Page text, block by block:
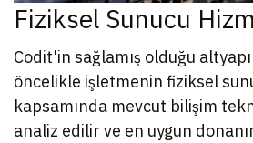
Fiziksel Sunucu
Codit'in sağlamış olduğu
öncelikle işletmenin fiziksel
kapsamında mevcut bilişim
analiz edilir ve en uygun